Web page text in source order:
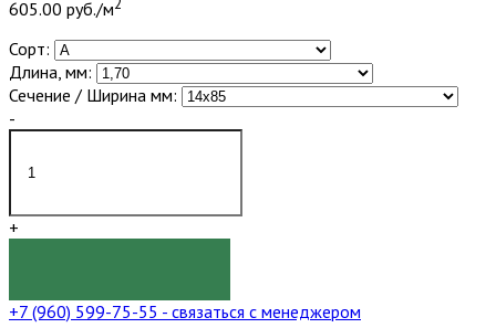
605.00 руб./м
Сорт:
Длина, мм:
Сечение / Ширина мм:
-
+
+7 (960) 599-75-55 - связаться с менеджером